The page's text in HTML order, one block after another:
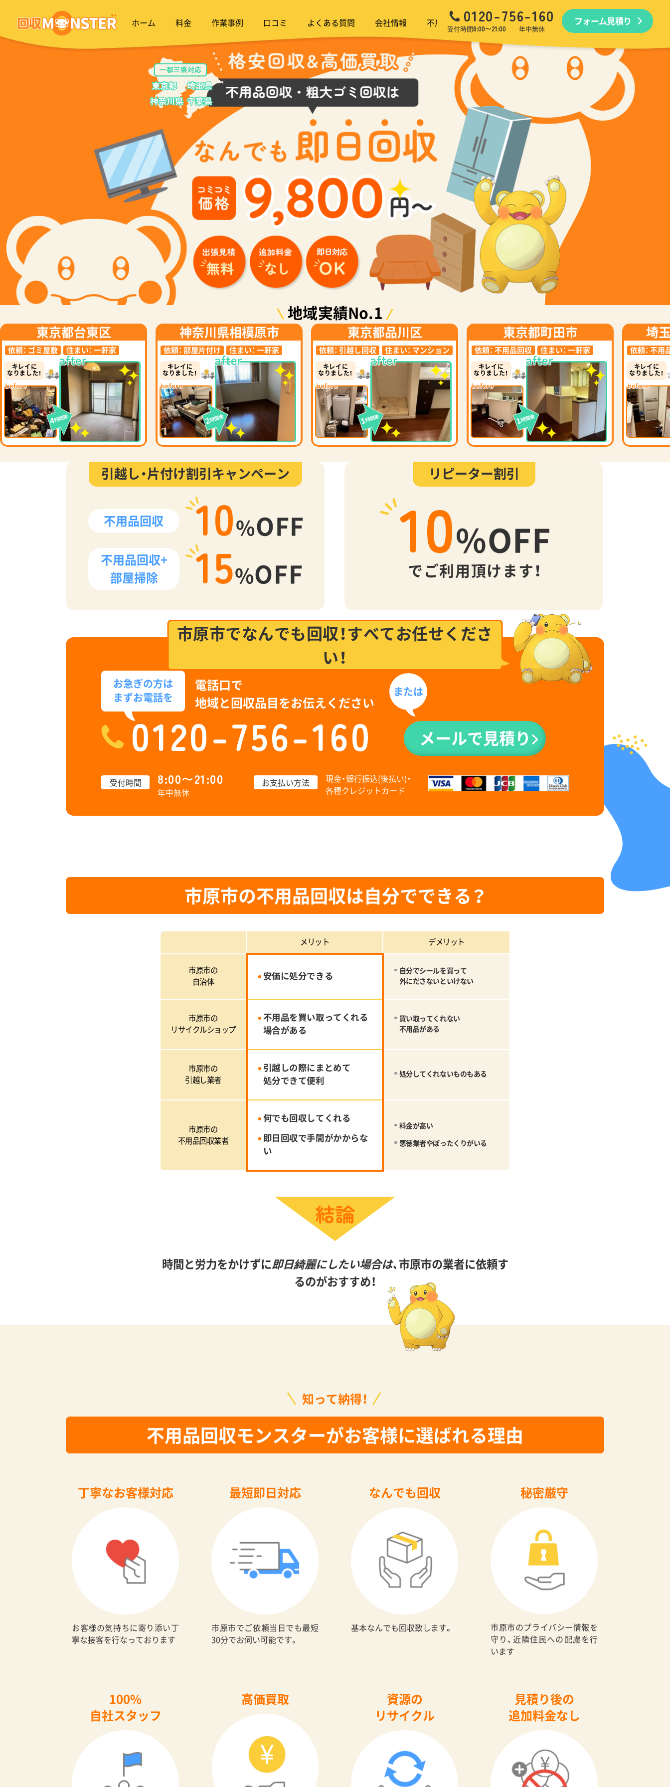
ホーム 料金 作業事例 口コミ よくある質問 会社情報 不用品回収 生前・遺品整理 引越しゴミ回収 ゴミ屋敷
0120-756-160
受付時間8:00〜21:00 年中無休
フォーム見積り
地域実績No.1
東京都台東区
依頼： ゴミ屋敷 住まい： 一軒家
キレイに
なりました！
4時間後
神奈川県相模原市
依頼： 部屋片付け 住まい： 一軒家
キレイに
なりました！
2時間後
東京都品川区
依頼： 引越し回収 住まい： マンション
キレイに
なりました！
1時間後
東京都町田市
依頼： 不用品回収 住まい： 一軒家
キレイに
なりました！
1時間後
埼
依頼： 不用
キレイに
なりました！
引越し・片付け割引キャンペーン
不用品回収 10%OFF
不用品回収+
部屋掃除
15%OFF
リピーター割引
10%OFF
でご利用頂けます！
市原市でなんでも回収！すべてお任せくださ
い！
お急ぎの方は
まずお電話を
電話口で
地域と回収品目をお伝えください
0120-756-160
または
メールで見積り
受付時間 8:00〜21:00
年中無休
お支払い方法
現金・銀行振込(後払い)・
各種クレジットカード
市原市の不用品回収は自分でできる？
メリット デメリット
市原市の
自治体
安価に処分できる
自分でシールを買って
外にださないといけない
市原市の
リサイクルショップ
不用品を買い取ってくれる
場合がある
買い取ってくれない
不用品がある
市原市の
引越し業者
引越しの際にまとめて
処分できて便利
処分してくれないものもある
市原市の
不用品回収業者
何でも回収してくれる
即日回収で手間がかからな
い
料金が高い
悪徳業者やぼったくりがいる
時間と労力をかけずに即日綺麗にしたい場合は、市原市の業者に依頼す
るのがおすすめ！
知って納得！
不用品回収モンスターがお客様に選ばれる理由
丁寧なお客様対応
お客様の気持ちに寄り添い丁
寧な接客を行なっております
最短即日対応
市原市でご依頼当日でも最短
30分でお伺い可能です。
なんでも回収
基本なんでも回収致します。
秘密厳守
市原市のプライバシー情報を
守り、近隣住民への配慮を行
います
100%
自社スタッフ
高価買取
資源の
リサイクル
見積り後の
追加料金なし